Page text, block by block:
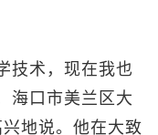
术，现在我也
海口市美兰区大
地说。他在大致